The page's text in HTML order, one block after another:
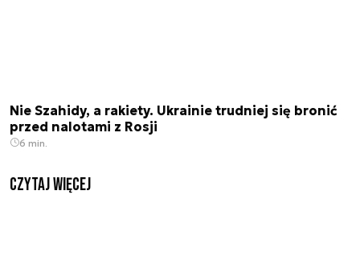
Nie Szahidy, a rakiety. Ukrainie trudniej się bronić
przed nalotami z Rosji
6 min.
czytaj więcej